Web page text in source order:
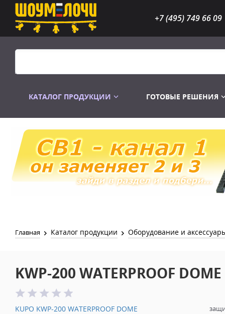
+7 (495) 749 66 09
КАТАЛОГ ПРОДУКЦИИ
Распродажа Лампы
ГОТОВЫЕ РЕШЕНИЯ
Главная Каталог продукции Оборудование и
KWP-200 WATERPROOF DOME
KUPO KWP-200 WATERPROOF DOME